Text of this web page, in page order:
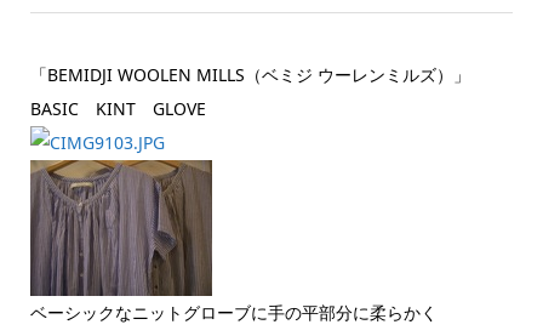
「BEMIDJI WOOLEN MILLS（ベミジ ウーレンミルズ）」
BASIC KINT GLOVE
ベーシックなニットグローブに手の平部分に柔らかく